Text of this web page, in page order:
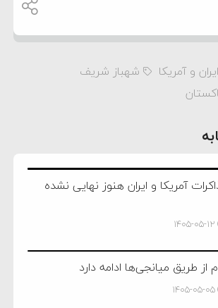
ایران و آمریکا
شهباز شریف
آمریکا و ایران هنوز نهایی نشده
۱۴۰۵-۰۵-۱۲
از طریق میانجی‌ها ادامه دارد
۱۴۰۵-۰۵-۰۵